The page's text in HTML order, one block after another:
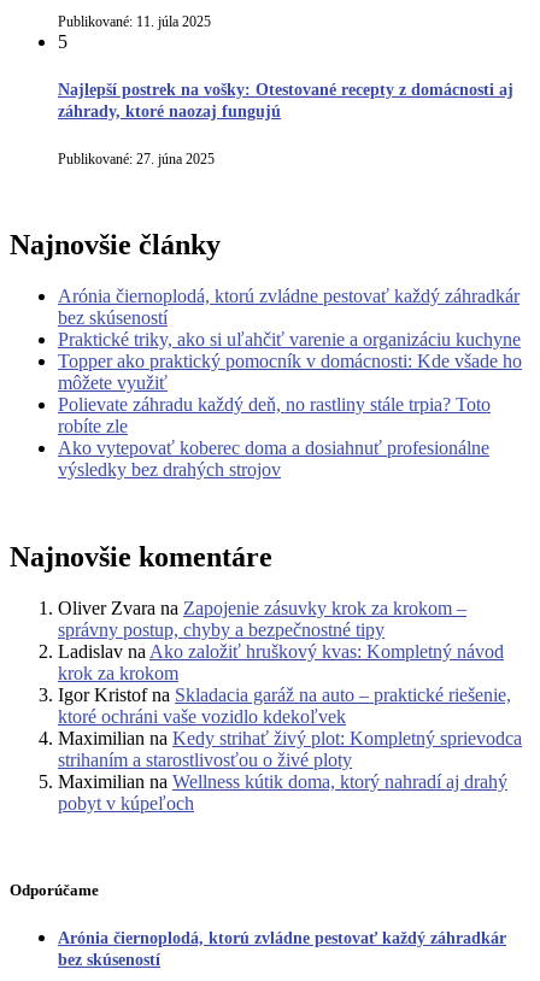
Publikované: 11. júla 2025
5
Najlepší postrek na vošky: Otestované recepty z domácnosti aj
záhrady, ktoré naozaj fungujú
Publikované: 27. júna 2025
Najnovšie články
Arónia čiernoplodá, ktorú zvládne pestovať každý záhradkár
bez skúseností
Praktické triky, ako si uľahčiť varenie a organizáciu kuchyne
Topper ako praktický pomocník v domácnosti: Kde všade ho
môžete využiť
Polievate záhradu každý deň, no rastliny stále trpia? Toto
robíte zle
Ako vytepovať koberec doma a dosiahnuť profesionálne
výsledky bez drahých strojov
Najnovšie komentáre
Oliver Zvara na Zapojenie zásuvky krok za krokom –
správny postup, chyby a bezpečnostné tipy
Ladislav na Ako založiť hruškový kvas: Kompletný návod
krok za krokom
Igor Kristofna Skladacia garáž na auto – praktické riešenie,
ktoré ochráni vaše vozidlo kdekoľvek
Maximilian na Kedy strihať živý plot: Kompletný sprievodca
strihaním a starostlivosťou o živé ploty
Maximilian na Wellness kútik doma, ktorý nahradí aj drahý
pobyt v kúpeľoch
Odporúčame
Arónia čiernoplodá, ktorú zvládne pestovať každý záhradkár
bez skúseností